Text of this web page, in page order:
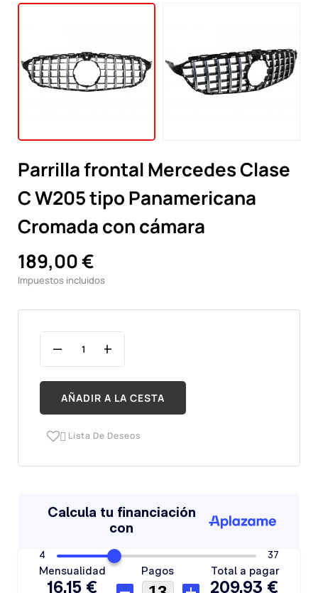
Parrilla frontal Mercedes Clase
C W205 tipo Panamericana
Cromada con cámara
189,00 €
Impuestos incluidos
AÑADIR A LA CESTA
 Lista De Deseos